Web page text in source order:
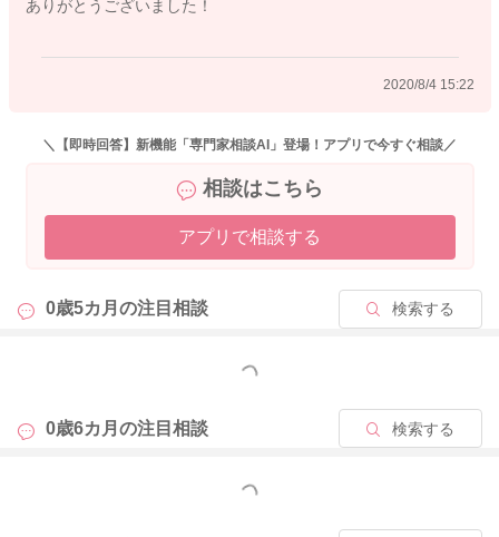
ありがとうございました！
2020/8/4 15:22
＼【即時回答】新機能「専門家相談AI」登場！アプリで今すぐ相談／
相談はこちら
アプリで相談する
0歳5カ月の注目相談 検索する
もっと見る
0歳6カ月の注目相談 検索する
もっと見る